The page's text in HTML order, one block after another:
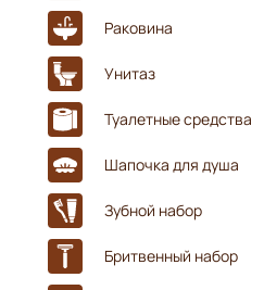
Раковина
Унитаз
Туалетные средства
Шапочка для душа
Зубной набор
Бритвенный набор